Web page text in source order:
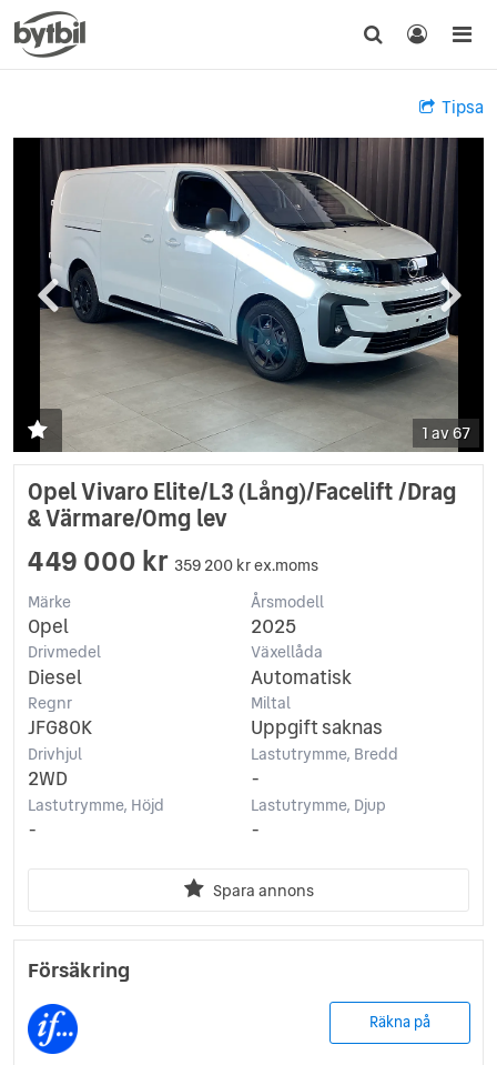
Tipsa
1 av 67
Opel Vivaro Elite/L3 (Lång)/Facelift /Drag
& Värmare/Omg lev
449 000 kr 359 200 kr ex.moms
Märke
Opel
Årsmodell
2025
Drivmedel
Diesel
Växellåda
Automatisk
Regnr
JFG80K
Miltal
Uppgift saknas
Drivhjul
2WD
Lastutrymme, Bredd
-
Lastutrymme, Höjd
-
Lastutrymme, Djup
-
Spara annons
Försäkring
Räkna på